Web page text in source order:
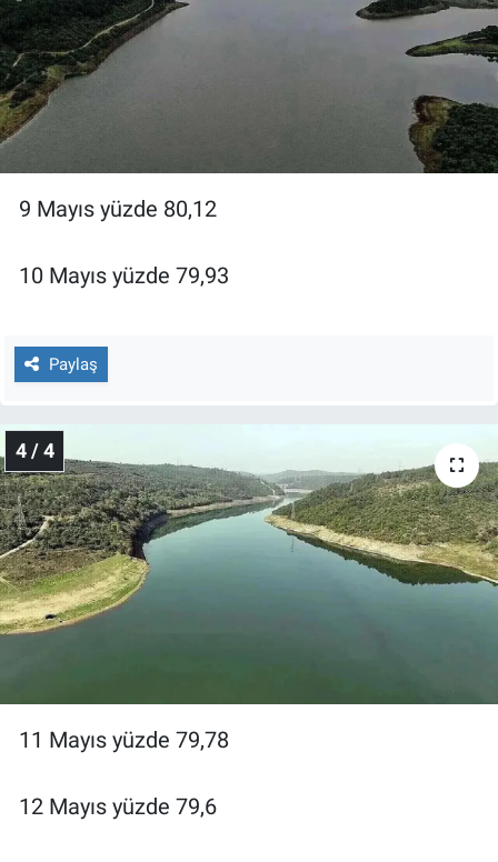
9 Mayıs yüzde 80,12
10 Mayıs yüzde 79,93
Paylaş
4 / 4
11 Mayıs yüzde 79,78
12 Mayıs yüzde 79,6